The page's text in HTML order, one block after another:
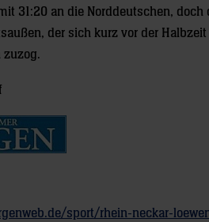
31:20 an die Norddeutschen,
der sich kurz vor der
zuzog.
sport/rhein-neckar-